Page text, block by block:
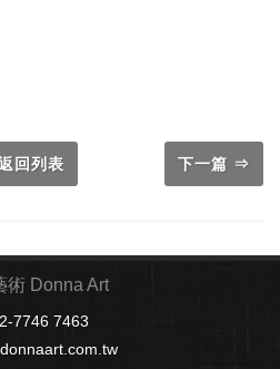
回列表 下一篇 ⇒
術 Donna Art
7746 7463